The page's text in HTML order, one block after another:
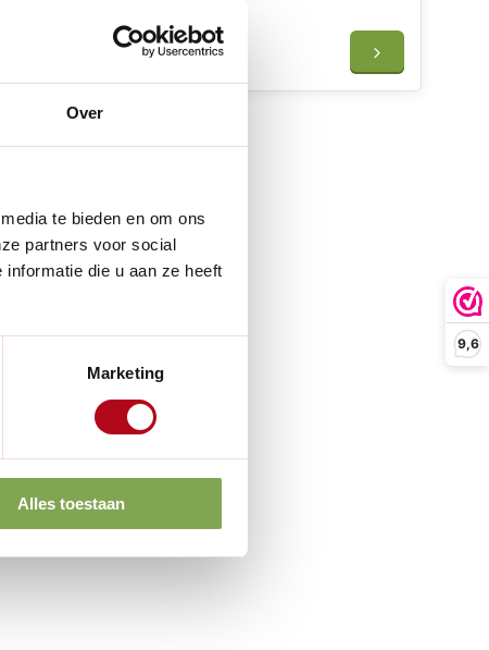
Over
te bieden en om ons
partners voor social
die u aan ze heeft
Marketing
Alles toestaan
9,6
hanglabels - 10 stuks